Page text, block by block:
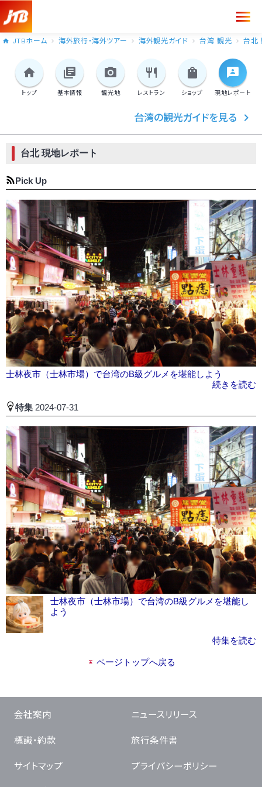
JTBホーム 海外旅行・海外ツアー 海外観光ガイド 台湾 観光 台北
トップ 基本情報 観光地 レストラン ショップ 現地レポート
台湾の観光ガイドを見る
台北 現地レポート
Pick Up
士林夜市（士林市場）で台湾のB級グルメを堪能しよう
続きを読む
特集 2024-07-31
士林夜市（士林市場）で台湾のB級グルメを堪能し
よう
特集を読む
ページトップへ戻る
会社案内 ニュースリリース
標識・約款 旅行条件書
サイトマップ プライバシーポリシー